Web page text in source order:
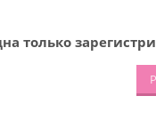
только